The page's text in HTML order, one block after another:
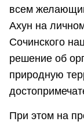
всем
Ахун на
Сочинского
решение об
природную
При этом на